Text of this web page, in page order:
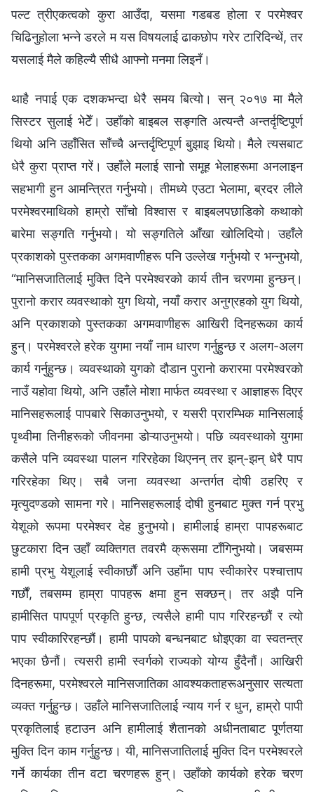
पल्ट त्रीएकत्वको कुरा आउँदा, यसमा गडबड होला र परमेश्‍वर
चिढिनुहोला भन्ने डरले म यस विषयलाई ढाकछोप गरेर टारिदिन्थें, तर
यसलाई मैले कहिल्यै सीधै आफ्नो मनमा लिइनँ।
थाहै नपाई एक दशकभन्दा धेरै समय बित्यो। सन् २०१७ मा मैले
सिस्टर सुलाई भेटेँ। उहाँको बाइबल सङ्गति अत्यन्तै अन्तर्दृष्टिपूर्ण
थियो अनि उहाँसित साँच्चै अन्तर्दृष्टिपूर्ण बुझाइ थियो। मैले त्यसबाट
धेरै कुरा प्राप्त गरें। उहाँले मलाई सानो समूह भेलाहरूमा अनलाइन
सहभागी हुन आमन्त्रित गर्नुभयो। तीमध्ये एउटा भेलामा, ब्रदर लीले
परमेश्‍वरमाथिको हाम्रो साँचो विश्‍वास र बाइबलपछाडिको कथाको
बारेमा सङ्गति गर्नुभयो। यो सङ्गतिले आँखा खोलिदियो। उहाँले
प्रकाशको पुस्तकका अगमवाणीहरू पनि उल्लेख गर्नुभयो र भन्नुभयो,
“मानिसजातिलाई मुक्ति दिने परमेश्‍वरको कार्य तीन चरणमा हुन्छन्।
पुरानो करार व्यवस्थाको युग थियो, नयाँ करार अनुग्रहको युग थियो,
अनि प्रकाशको पुस्तकका अगमवाणीहरू आखिरी दिनहरूका कार्य
हुन्। परमेश्‍वरले हरेक युगमा नयाँ नाम धारण गर्नुहुन्छ र अलग-अलग
कार्य गर्नुहुन्छ। व्यवस्थाको युगको दौडान पुरानो करारमा परमेश्‍वरको
नाउँ यहोवा थियो, अनि उहाँले मोशा मार्फत व्यवस्था र आज्ञाहरू दिएर
मानिसहरूलाई पापबारे सिकाउनुभयो, र यसरी प्रारम्भिक मानिसलाई
पृथ्वीमा तिनीहरूको जीवनमा डोऱ्याउनुभयो। पछि व्यवस्थाको युगमा
कसैले पनि व्यवस्था पालन गरिरहेका थिएनन् तर झन्-झन् धेरै पाप
गरिरहेका थिए। सबै जना व्यवस्था अन्तर्गत दोषी ठहरिए र
मृत्युदण्डको सामना गरे। मानिसहरूलाई दोषी हुनबाट मुक्त गर्न प्रभु
येशूको रूपमा परमेश्‍वर देह हुनुभयो। हामीलाई हाम्रा पापहरूबाट
छुटकारा दिन उहाँ व्यक्तिगत तवरमै क्रूसमा टाँगिनुभयो। जबसम्म
हामी प्रभु येशूलाई स्वीकार्छौं अनि उहाँमा पाप स्वीकारेर पश्चात्ताप
गर्छौं, तबसम्म हाम्रा पापहरू क्षमा हुन सक्छन्। तर अझै पनि
हामीसित पापपूर्ण प्रकृति हुन्छ, त्यसैले हामी पाप गरिरहन्छौं र त्यो
पाप स्वीकारिरहन्छौं। हामी पापको बन्धनबाट धोइएका वा स्वतन्त्र
भएका छैनौं। त्यसरी हामी स्वर्गको राज्यको योग्य हुँदैनौं। आखिरी
दिनहरूमा, परमेश्‍वरले मानिसजातिका आवश्यकताहरूअनुसार सत्यता
व्यक्त गर्नुहुन्छ। उहाँले मानिसजातिलाई न्याय गर्न र धुन, हाम्रो पापी
प्रकृतिलाई हटाउन अनि हामीलाई शैतानको अधीनताबाट पूर्णतया
मुक्ति दिन काम गर्नुहुन्छ। यी, मानिसजातिलाई मुक्ति दिन परमेश्‍वरले
गर्ने कार्यका तीन वटा चरणहरू हुन्। उहाँको कार्यको हरेक चरण